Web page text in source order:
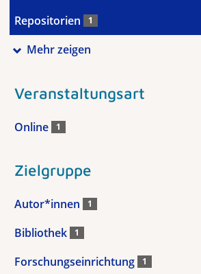
Repositorien 1
Mehr zeigen
Veranstaltungsart
Online 1
Zielgruppe
Autor*innen 1
Bibliothek 1
Forschungseinrichtung 1